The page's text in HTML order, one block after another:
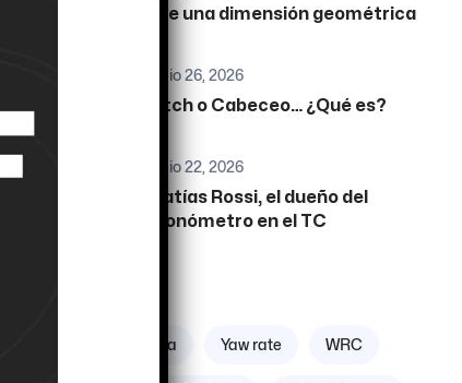
que una dimensión geométrica
junio 26, 2026
Pitch o Cabeceo… ¿Qué es?
junio 22, 2026
Matías Rossi, el dueño del
cronómetro en el TC
Zona geográfica Yaw rate WRC